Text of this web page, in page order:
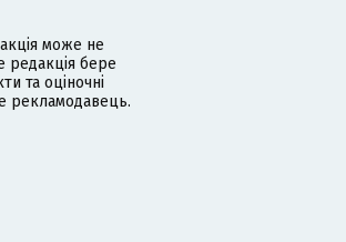
може не
редакція бере
та оціночні
рекламодавець.